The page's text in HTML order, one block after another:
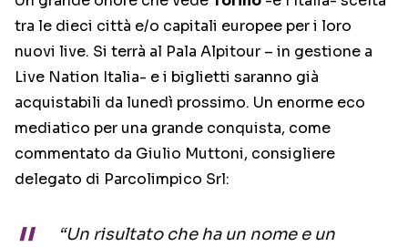
tra le dieci città e/o capitali europee per i loro
nuovi live. Si terrà al Pala Alpitour – in gestione a
Live Nation Italia- e i biglietti saranno già
acquistabili da lunedì prossimo. Un enorme eco
mediatico per una grande conquista, come
commentato da Giulio Muttoni, consigliere
delegato di Parcolimpico Srl:
“Un risultato che ha un nome e un